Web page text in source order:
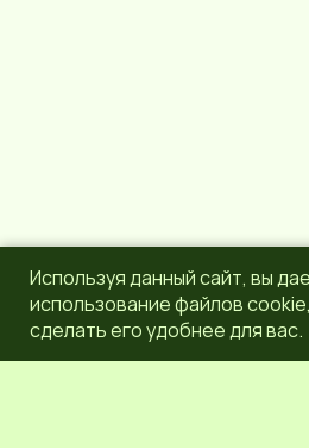
Используя данный сайт, вы
использование файлов
сделать его удобнее для вас.